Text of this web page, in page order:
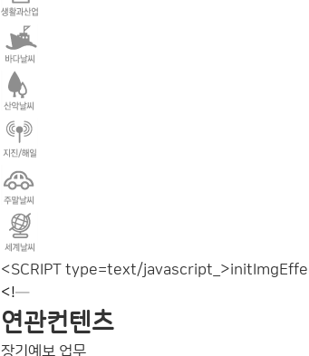
<SCRIPT type=text/
<!─
연관컨텐츠
장기예보 업무